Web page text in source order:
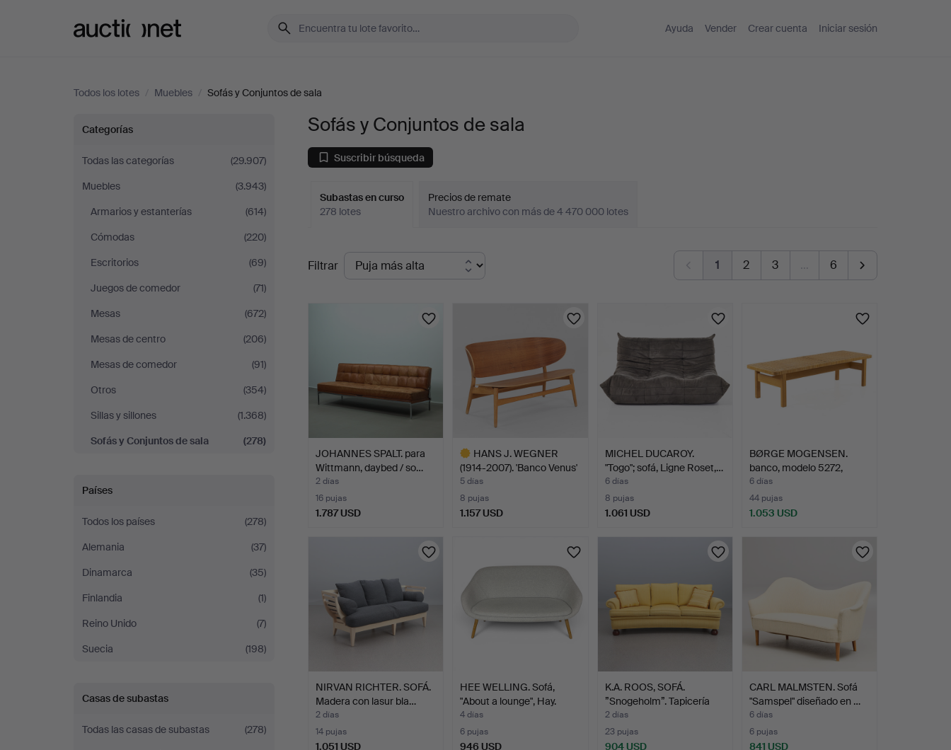
Ayuda Vender Crear cuenta Iniciar sesión
Todos los lotes / Muebles / Sofás y Conjuntos de sala
Sofás
y
Conjuntos
de
sala
Categorías
Todas las categorías
(29.907)
Muebles
(3.943)
Armarios y estanterías
(614)
Cómodas
(220)
Escritorios
(69)
Juegos de comedor
(71)
Mesas
(672)
Mesas de centro
(206)
Mesas de comedor
(91)
Otros
(354)
Sillas y sillones
(1.368)
Sofás y Conjuntos de sala
(278)
Países
Todos los países
(278)
Alemania
(37)
Dinamarca
(35)
Finlandia
(1)
Reino Unido
(7)
Suecia
(198)
Casas de subastas
Todas las casas de subastas
(278)
Sofás y Conjuntos de sala
Suscribir búsqueda
Subastas en curso
278 lotes
Precios de remate
Nuestro archivo con más de 4 470 000 lotes
Subastas
en
Filtrar 1 2 3 … 6
JOHANNES SPALT. para
Wittmann, daybed / so…
2 días
16 pujas
1.787 USD
HANS J. WEGNER
(1914-2007). 'Banco Venus'
…
5 días
8 pujas
1.157 USD
MICHEL DUCAROY.
"Togo"; sofá, Ligne Roset,…
6 días
8 pujas
1.061 USD
BØRGE MOGENSEN.
banco, modelo 5272,
Freder…
6 días
44 pujas
1.053 USD
NIRVAN RICHTER. SOFÁ.
Madera con lasur bla…
2 días
14 pujas
1.051 USD
HEE WELLING. Sofá,
"About a lounge", Hay.
4 días
6 pujas
946 USD
K.A. ROOS, SOFÁ.
”Snogeholm”. Tapicería
te…
2 días
23 pujas
904 USD
CARL MALMSTEN. Sofá
"Samspel" diseñado en …
6 días
6 pujas
841 USD